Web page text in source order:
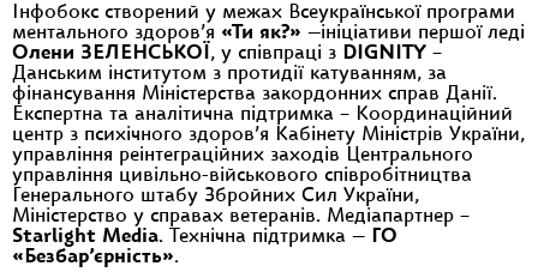
Інфобокс створений у межах Всеукраїнської програми
ментального здоров’я «Ти як?» —ініціативи першої леді
Олени ЗЕЛЕНСЬКОЇ , у співпраці з DIGNІТY –
Данським інститутом з протидії катуванням, за
фінансування Міністерства закордонних справ Данії.
Експертна та аналітична підтримка – Координаційний
центр з психічного здоров’я Кабінету Міністрів України,
управління реінтеграційних заходів Центрального
управління цивільно-військового співробітництва
Генерального штабу Збройних Сил України,
Міністерство у справах ветеранів. Медіапартнер –
Starlight Media. Технічна підтримка —
ГО
«Безбар’єрність».